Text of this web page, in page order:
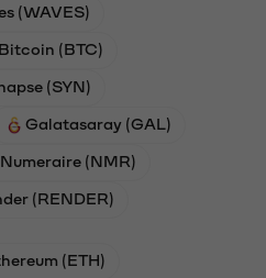
(WAVES)
Bitcoin (BTC)
(SYN)
Galatasaray (GAL)
Numeraire (NMR)
(RENDER)
(ETH)